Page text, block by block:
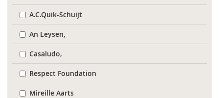
A.C.Quik-Schuijt
An Leysen,
Casaludo,
Respect Foundation
Mireille Aarts